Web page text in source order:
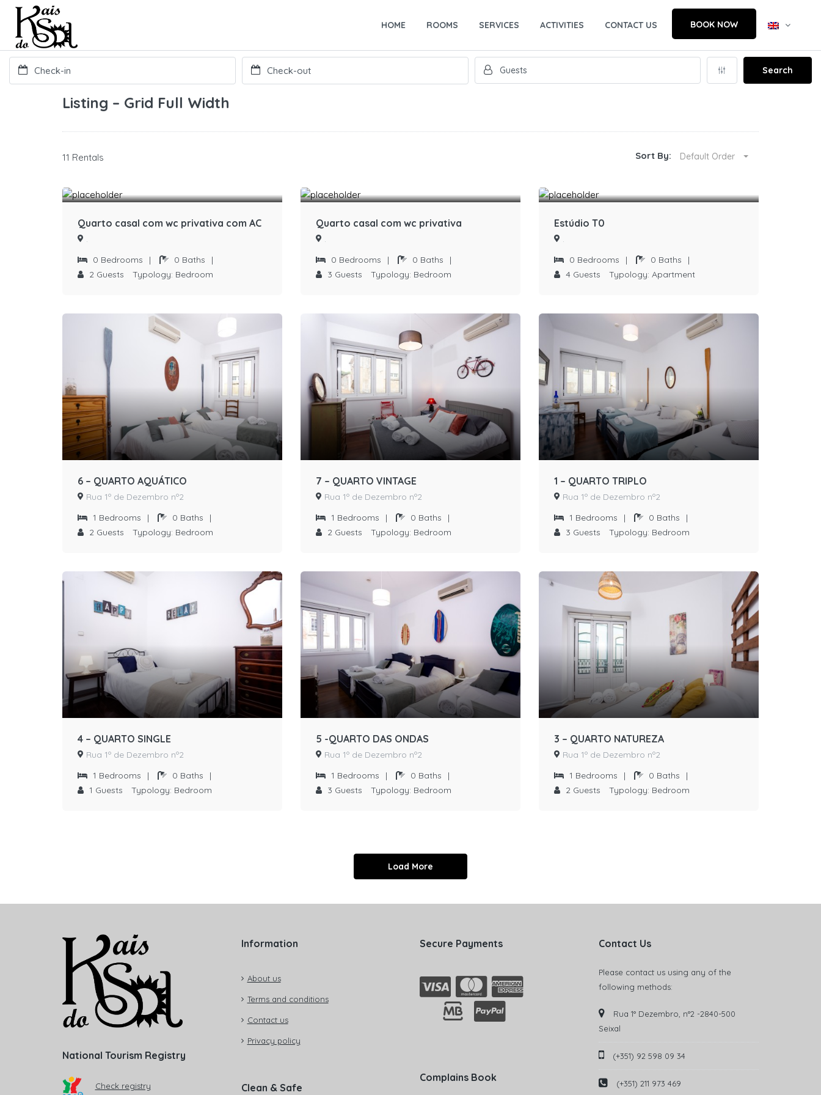
HOME ROOMS SERVICES ACTIVITIES CONTACT US BOOK NOW
Search
Listing – Grid Full Width
11 Rentals Sort By: Default Order
Quarto casal com wc privativa com AC
.
0 Bedrooms | 0 Baths
|
2 Guests Typology: Bedroom
Quarto casal com wc privativa
.
0 Bedrooms | 0 Baths
|
3 Guests Typology: Bedroom
Estúdio T0
.
0 Bedrooms | 0 Baths
|
4 Guests Typology: Apartment
6 – QUARTO AQUÁTICO
Rua 1º de Dezembro nº2
1 Bedrooms | 0 Baths
|
2 Guests Typology: Bedroom
7 – QUARTO VINTAGE
Rua 1º de Dezembro nº2
1 Bedrooms | 0 Baths
|
2 Guests Typology: Bedroom
1 – QUARTO TRIPLO
Rua 1º de Dezembro nº2
1 Bedrooms | 0 Baths
|
3 Guests Typology: Bedroom
4 – QUARTO SINGLE
Rua 1º de Dezembro nº2
1 Bedrooms | 0 Baths
|
1 Guests Typology: Bedroom
5 -QUARTO DAS ONDAS
Rua 1º de Dezembro nº2
1 Bedrooms | 0 Baths
|
3 Guests Typology: Bedroom
3 – QUARTO NATUREZA
Rua 1º de Dezembro nº2
1 Bedrooms | 0 Baths
|
2 Guests Typology: Bedroom
Load More
National Tourism Registry
Check registry
Information
About us
Terms and conditions
Contact us
Privacy policy
Clean & Safe
Secure Payments
Complains Book
Contact Us
Please contact us using any of the
following methods:
Rua 1° Dezembro, n°2 -2840-500
Seixal
(+351) 92 598 09 34
(+351) 211 973 469